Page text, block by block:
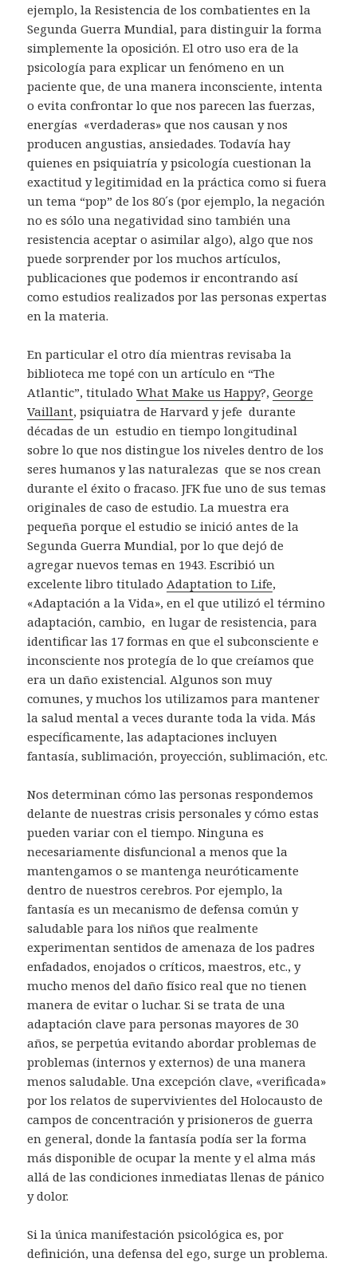
ejemplo, la Resistencia de los combatientes en la
Segunda Guerra Mundial, para distinguir la forma
simplemente la oposición. El otro uso era de la
psicología para explicar un fenómeno en un
paciente que, de una manera inconsciente, intenta
o evita confrontar lo que nos parecen las fuerzas,
energías «verdaderas» que nos causan y nos
producen angustias, ansiedades. Todavía hay
quienes en psiquiatría y psicología cuestionan la
exactitud y legitimidad en la práctica como si fuera
un tema “pop” de los 80´s (por ejemplo, la negación
no es sólo una negatividad sino también una
resistencia aceptar o asimilar algo), algo que nos
puede sorprender por los muchos artículos,
publicaciones que podemos ir encontrando así
como estudios realizados por las personas expertas
en la materia.
En particular el otro día mientras revisaba la
biblioteca me topé con un artículo en “The
Atlantic”, tituladoWhat Make us Happy?,George
Vaillant, psiquiatra de Harvard y jefe durante
décadas de un estudio en tiempo longitudinal
sobre lo que nos distingue los niveles dentro de los
seres humanos y las naturalezas que se nos crean
durante el éxito o fracaso. JFK fue uno de sus temas
originales de caso de estudio. La muestra era
pequeña porque el estudio se inició antes de la
Segunda Guerra Mundial, por lo que dejó de
agregar nuevos temas en 1943. Escribió un
excelente libro titulado Adaptation to Life,
«Adaptación a la Vida», en el que utilizó el término
adaptación, cambio, en lugar de resistencia, para
identificar las 17 formas en que el subconsciente e
inconsciente nos protegía de lo que creíamos que
era un daño existencial. Algunos son muy
comunes, y muchos los utilizamos para mantener
la salud mental a veces durante toda la vida. Más
específicamente, las adaptaciones incluyen
fantasía, sublimación, proyección, sublimación, etc.
Nos determinan cómo las personas respondemos
delante de nuestras crisis personales y cómo estas
pueden variar con el tiempo. Ninguna es
necesariamente disfuncional a menos que la
mantengamos o se mantenga neuróticamente
dentro de nuestros cerebros. Por ejemplo, la
fantasía es un mecanismo de defensa común y
saludable para los niños que realmente
experimentan sentidos de amenaza de los padres
enfadados, enojados o críticos, maestros, etc., y
mucho menos del daño físico real que no tienen
manera de evitar o luchar. Si se trata de una
adaptación clave para personas mayores de 30
años, se perpetúa evitando abordar problemas de
problemas (internos y externos) de una manera
menos saludable. Una excepción clave, «verificada»
por los relatos de supervivientes del Holocausto de
campos de concentración y prisioneros de guerra
en general, donde la fantasía podía ser la forma
más disponible de ocupar la mente y el alma más
allá de las condiciones inmediatas llenas de pánico
y dolor.
Si la única manifestación psicológica es, por
definición, una defensa del ego, surge un problema.